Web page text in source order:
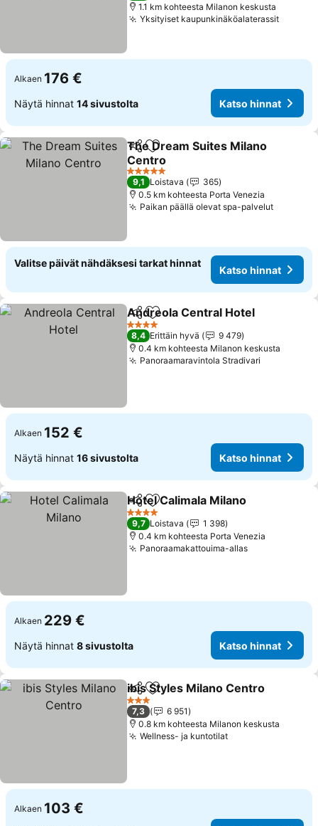
1.1 km kohteesta Milanon keskusta
Yksityiset kaupunkinäköalaterassit
Alkaen 176 €
Näytä hinnat 14 sivustolta Katso hinnat
Jaa Lisää suosikkeihin
The Dream Suites Milano
Centro
5 Tähtiluokitus
9,1 Loistava
365
0.5 km kohteesta Porta Venezia
Paikan päällä olevat spa-palvelut
Valitse päivät nähdäksesi tarkat hinnat
Katso hinnat
Jaa Lisää suosikkeihin
Andreola Central Hotel
4 Tähtiluokitus
8,4 Erittäin hyvä
9 479
0.4 km kohteesta Milanon keskusta
Panoraamaravintola Stradivari
Alkaen 152 €
Näytä hinnat 16 sivustolta Katso hinnat
Jaa Lisää suosikkeihin
Hotel Calimala Milano
4 Tähtiluokitus
9,7 Loistava
1 398
0.4 km kohteesta Porta Venezia
Panoraamakattouima-allas
Alkaen 229 €
Näytä hinnat 8 sivustolta Katso hinnat
Jaa Lisää suosikkeihin
ibis Styles Milano Centro
3 Tähtiluokitus
7,3
6 951
0.8 km kohteesta Milanon keskusta
Wellness- ja kuntotilat
Alkaen 103 €